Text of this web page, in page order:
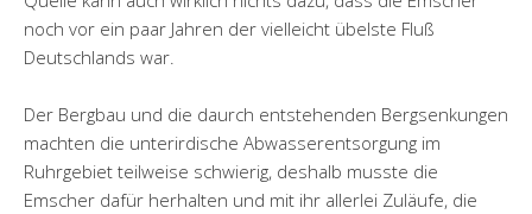
noch vor ein paar Jahren der vielleicht übelste Fluß
Deutschlands war.
Der Bergbau und die daurch entstehenden Bergsenkungen
machten die unterirdische Abwasserentsorgung im
Ruhrgebiet teilweise schwierig, deshalb musste die
Emscher dafür herhalten und mit ihr allerlei Zuläufe, die